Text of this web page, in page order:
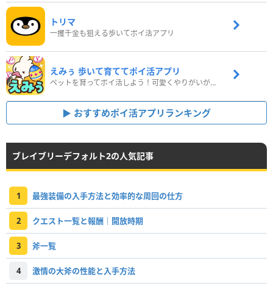
トリマ
一攫千金も狙える歩いてポイ活アプリ
えみぅ 歩いて育ててポイ活アプリ
ペットを育ってポイ活しよう！可愛くやりがいがある新感覚アプリ
おすすめポイ活アプリランキング
ブレイブリーデフォルト2の人気記事
1 最強装備の入手方法と効率的な周回の仕方
2 クエスト一覧と報酬｜開放時期
3 斧一覧
4 激情の大斧の性能と入手方法